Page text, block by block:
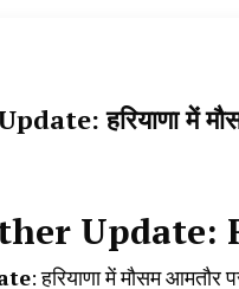
हरियाणा में मौसम
: हरियाणा में मौसम आमतौर